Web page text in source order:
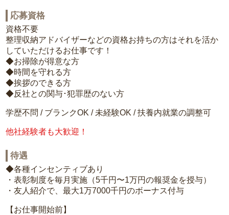
応募資格
資格不要
整理収納アドバイザーなどの資格お持ちの方はそれを活か
していただけるお仕事です！
◆お掃除が得意な方
◆時間を守れる方
◆挨拶のできる方
◆反社との関与･犯罪歴のない方
学歴不問 / ブランクOK / 未経験OK / 扶養内就業の調整可
他社経験者も大歓迎！
待遇
◆各種インセンティブあり
・表彰制度を毎月実施（5千円〜1万円の報奨金を授与）
・友人紹介で、最大1万7000千円のボーナス付与
【お仕事開始前】